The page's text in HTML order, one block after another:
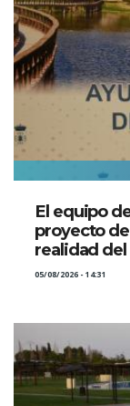
El equipo
proyecto de
realidad
05/08/2026 - 14:31